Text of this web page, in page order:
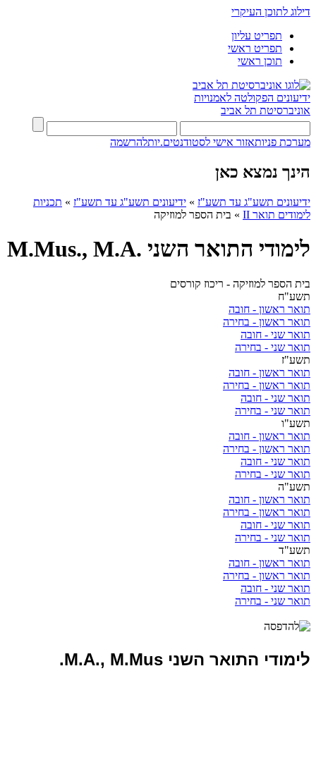
דילוג לתוכן העיקרי
תפריט עליון
תפריט ראשי
תוכן ראשי
ידיעונים הפקולטה לאמנויות
אוניברסיטת תל אביב
מערכת פניותאזור אישי לסטודנטים.יותלהרשמה
הינך נמצא כאן
ידיעונים תשע"ג עד תשע"ז » ידיעונים תשע"ג עד תשע"ז » תכניות
לימודים תואר II
» בית הספר למוזיקה
לימודי התואר השני .M.Mus., M.A
בית הספר למוזיקה - ריכוז קורסים
תשע"ח
תואר ראשון - חובה
תואר ראשון - בחירה
תואר שני - חובה
תואר שני - בחירה
תשע"ז
תואר ראשון - חובה
תואר ראשון - בחירה
תואר שני - חובה
תואר שני - בחירה
תשע"ו
תואר ראשון - חובה
תואר ראשון - בחירה
תואר שני - חובה
תואר שני - בחירה
תשע"ה
תואר ראשון - חובה
תואר ראשון - בחירה
תואר שני - חובה
תואר שני - בחירה
תשע"ד
תואר ראשון - חובה
תואר ראשון - בחירה
תואר שני - חובה
תואר שני - בחירה
לימודי התואר השני M.A., M.Mus.